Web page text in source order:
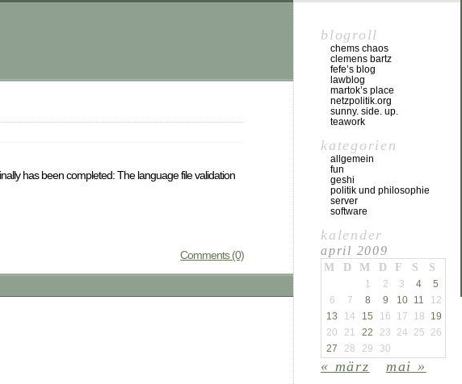
has been completed: The language file validation
Comments (0)
blogroll
chems chaos
clemens bartz
fefe’s blog
lawblog
martok’s place
netzpolitik.org
sunny. side. up.
teawork
kategorien
allgemein
fun
geshi
politik und philosophie
server
software
kalender
april 2009
M D M D F S S
1 2 3 4
5
6
7 8 9 10 11
12
13
14 15 16 17 18
19
20
21 22 23 24 25
26
27
28 29 30
« märz
mai »